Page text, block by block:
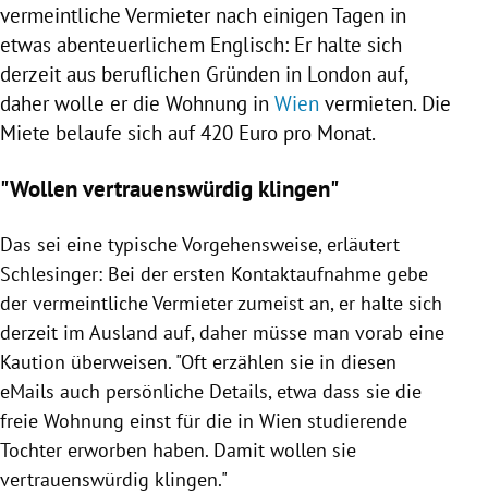
vermeintliche Vermieter nach einigen Tagen in
etwas abenteuerlichem Englisch: Er halte sich
derzeit aus beruflichen Gründen in London auf,
daher wolle er die Wohnung in Wien vermieten. Die
Miete belaufe sich auf 420 Euro pro Monat.
"Wollen vertrauenswürdig klingen"
Das sei eine typische Vorgehensweise, erläutert
Schlesinger: Bei der ersten Kontaktaufnahme gebe
der vermeintliche Vermieter zumeist an, er halte sich
derzeit im Ausland auf, daher müsse man vorab eine
Kaution überweisen. "Oft erzählen sie in diesen
eMails auch persönliche Details, etwa dass sie die
freie Wohnung einst für die in Wien studierende
Tochter erworben haben. Damit wollen sie
vertrauenswürdig klingen."